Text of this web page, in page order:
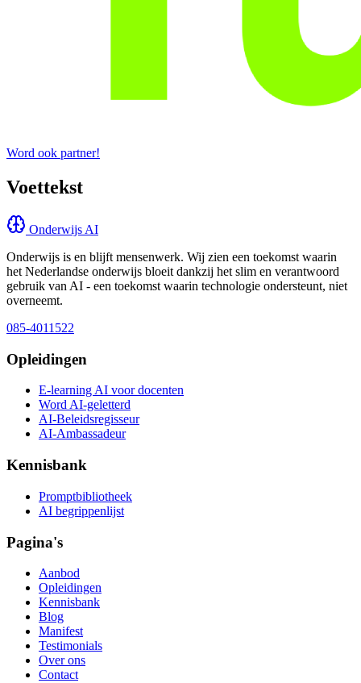
Word ook partner!
Voettekst
Onderwijs AI
Onderwijs is en blijft mensenwerk. Wij zien een toekomst waarin
het Nederlandse onderwijs bloeit dankzij het slim en verantwoord
gebruik van AI - een toekomst waarin technologie ondersteunt, niet
overneemt.
085-4011522
Opleidingen
E-learning AI voor docenten
Word AI-geletterd
AI-Beleidsregisseur
AI-Ambassadeur
Kennisbank
Promptbibliotheek
AI begrippenlijst
Pagina's
Aanbod
Opleidingen
Kennisbank
Blog
Manifest
Testimonials
Over ons
Contact